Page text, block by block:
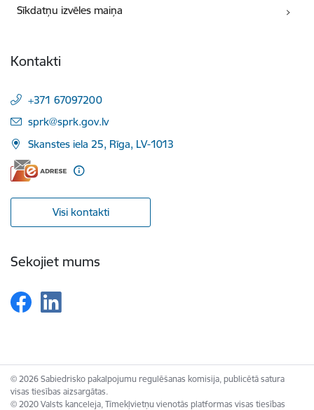
Sīkdatņu izvēles maiņa
Kontakti
+371 67097200
E-pasts:
sprk@sprk.gov.lv
Skanstes iela 25, Rīga, LV-1013
Visi kontakti
Sekojiet mums
© 2026 Sabiedrisko pakalpojumu regulēšanas komisija, publicētā satura
visas tiesības aizsargātas.
© 2020 Valsts kanceleja, Tīmekļvietņu vienotās platformas visas tiesības